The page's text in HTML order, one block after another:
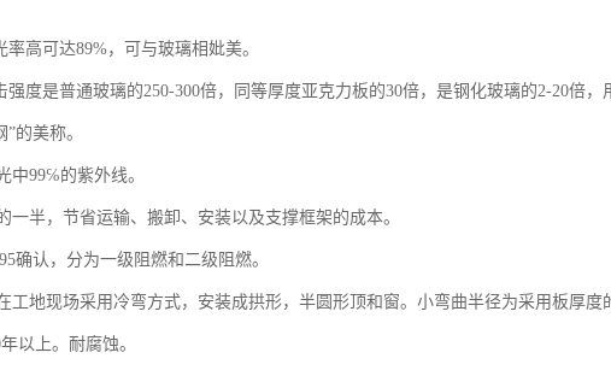
率高可达89%，可与玻璃相妣美。
强度是普通玻璃的250-300倍，同等厚度亚克力板的30倍，是钢化玻璃的2-20倍
的美称。
中99℅的紫外线。
一半，节省运输、搬卸、安装以及支撑框架的成本。
确认，分为一级阻燃和二级阻燃。
工地现场采用冷弯方式，安装成拱形，半圆形顶和窗。小弯曲半径为采用板厚度
以上。耐腐蚀。